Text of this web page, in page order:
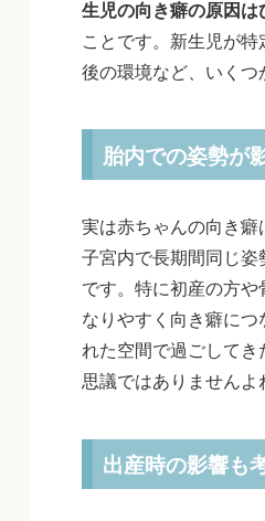
生児の向き癖の原因
ことです。新生児が
後の環境など、いくつ
胎内での姿勢が
実は赤ちゃんの向き癖
子宮内で長期間同じ
です。特に初産の方
なりやすく向き癖に
れた空間で過ごして
思議ではありませんよ
出産時の影響も